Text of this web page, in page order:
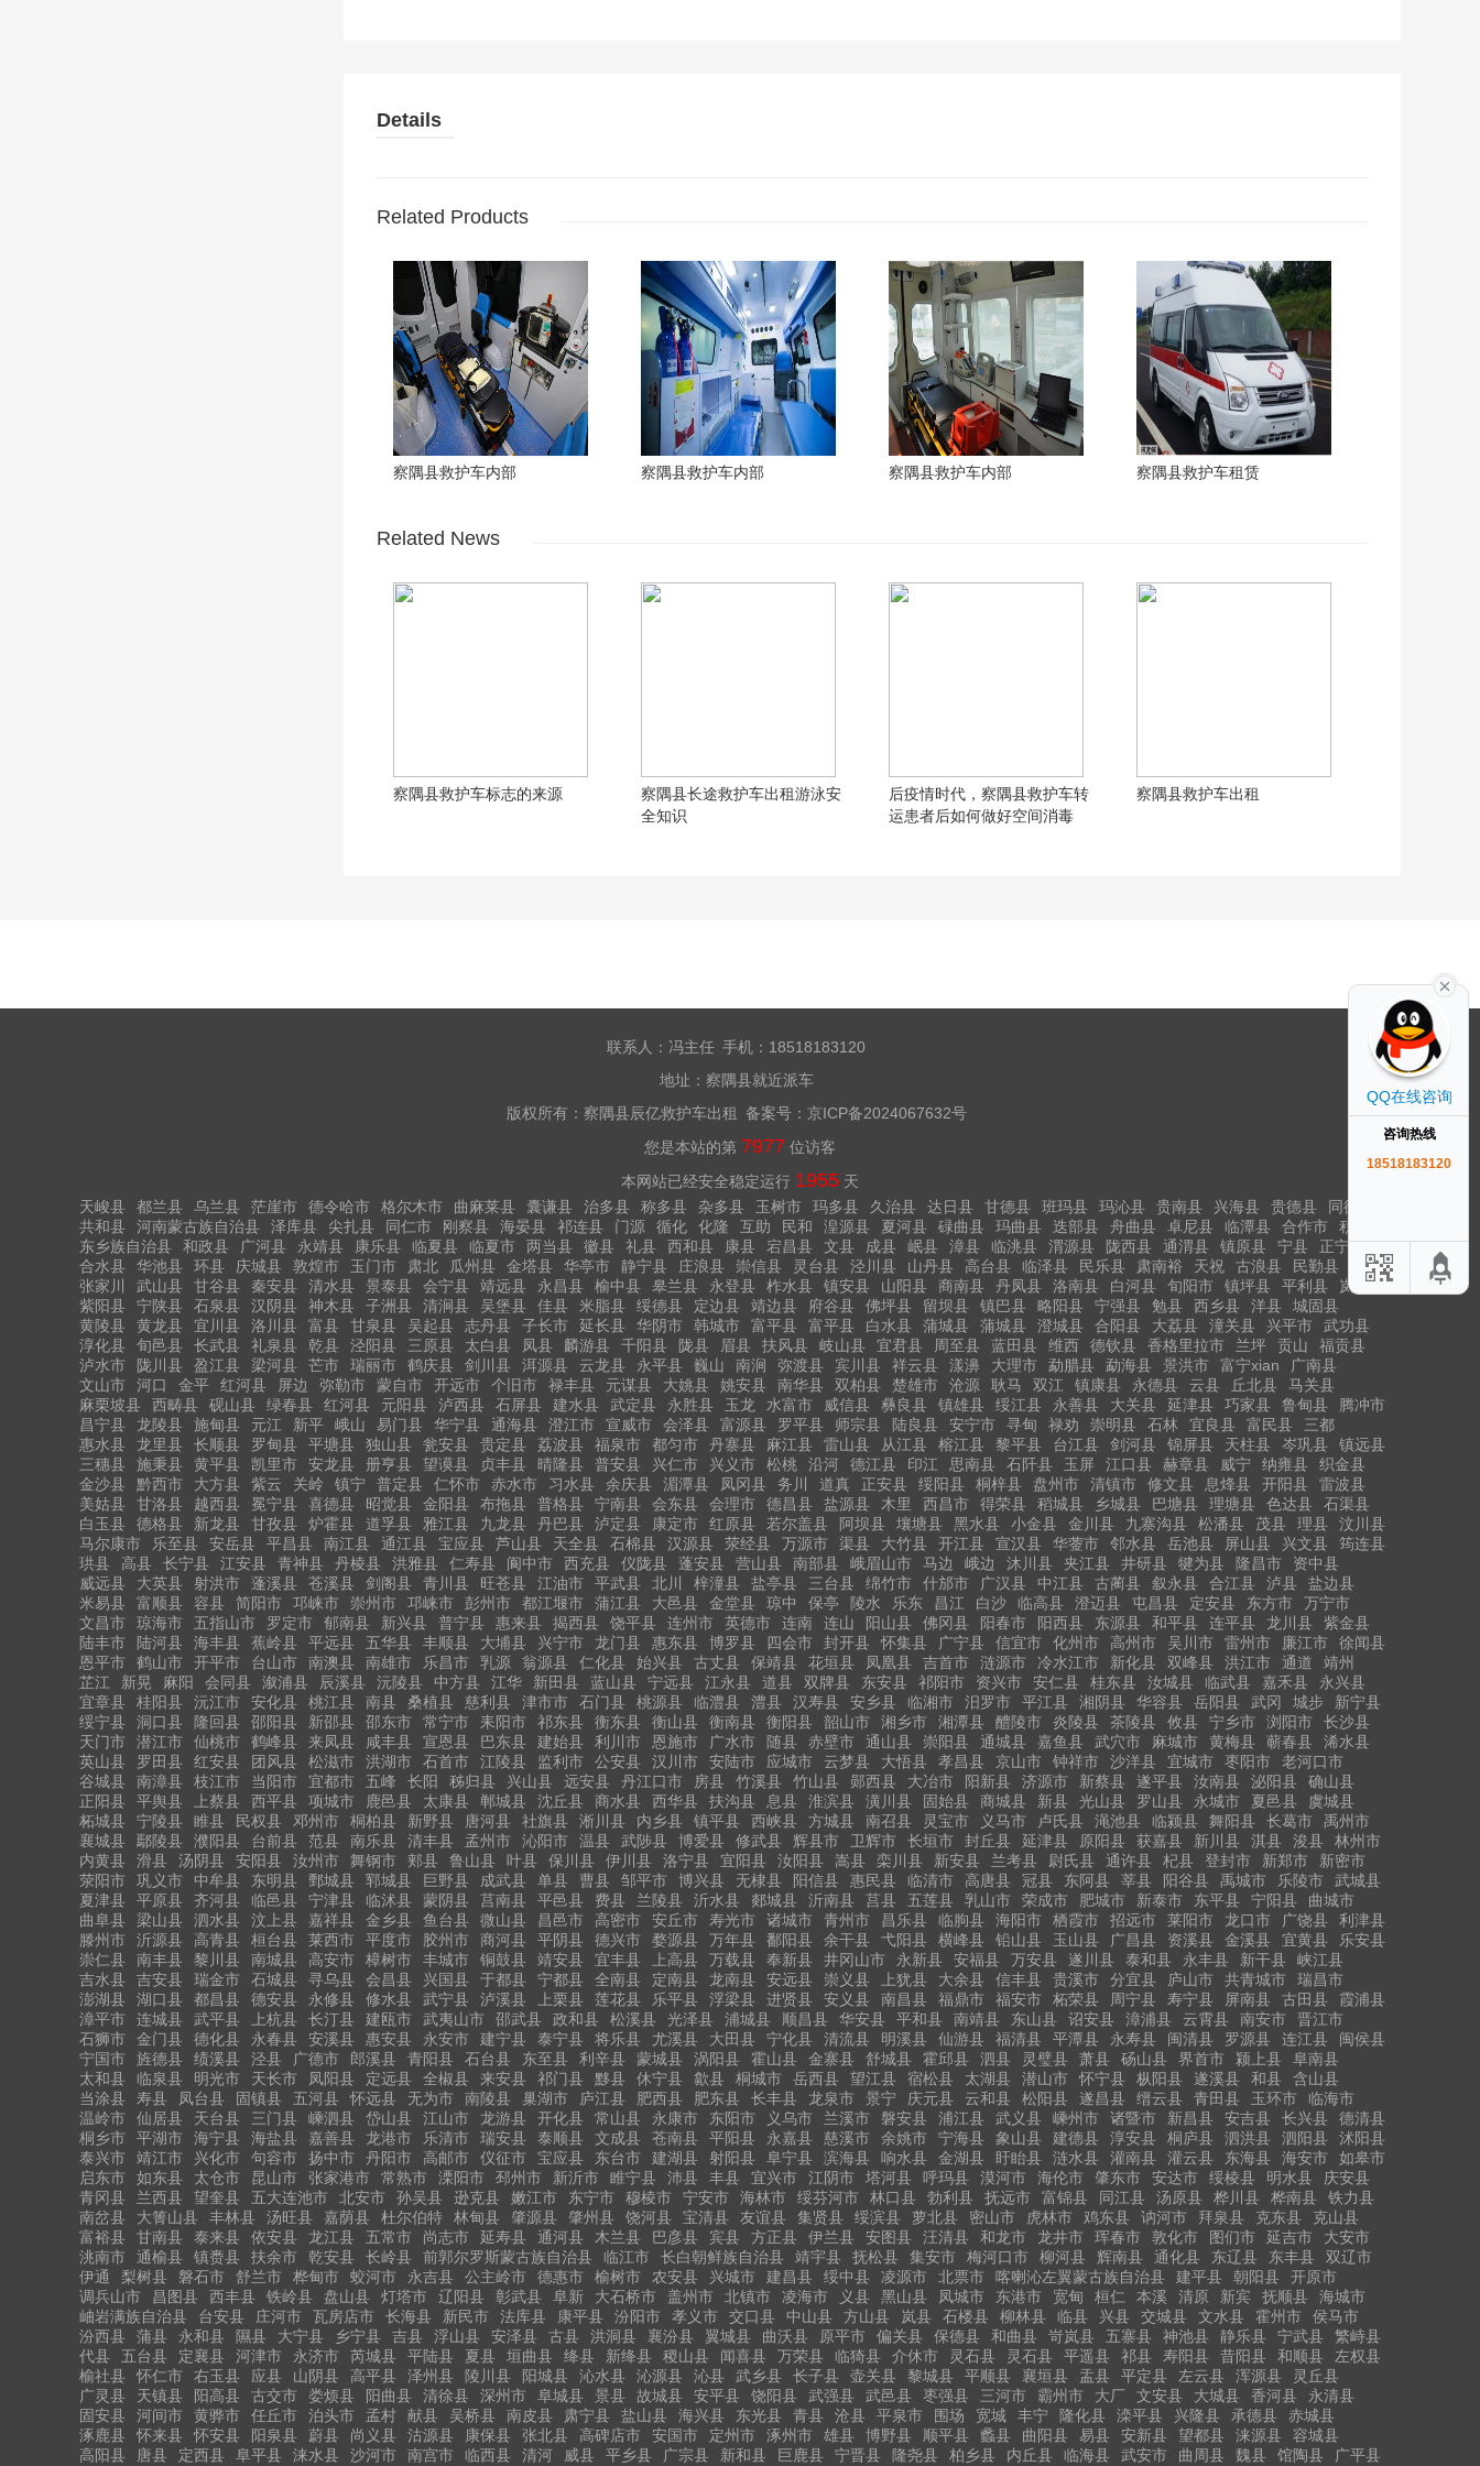
Details
Related Products
察隅县救护车内部 察隅县救护车内部 察隅县救护车内部 察隅县救护车租赁
Related News
察隅县救护车标志的来源
察隅县长途救护车出租​游泳安
全知识
后疫情时代，察隅县救护车转
运患者后如何做好空间消毒
察隅县救护车出租
联系人：冯主任 手机：18518183120
地址：察隅县就近派车
版权所有：察隅县辰亿救护车出租 备案号： 京ICP备2024067632号
您是本站的第 7977 位访客
本网站已经安全稳定运行 1955 天
天峻县
都兰县 乌兰县 茫崖市 德令哈市 格尔木市 曲麻莱县 囊谦县 治多县 称多县 杂多县 玉树市 玛多县 久治县 达日县 甘德县 班玛县 玛沁县 贵南县 兴海县 贵德县
同德县
共和县
河南蒙古族自治县 泽库县 尖扎县 同仁市 刚察县 海晏县 祁连县 门源 循化 化隆 互助 民和 湟源县 夏河县 碌曲县 玛曲县 迭部县 舟曲县 卓尼县 临潭县 合作市
积石山
东乡族自治县
和政县 广河县 永靖县 康乐县 临夏县 临夏市 两当县 徽县 礼县 西和县 康县 宕昌县 文县 成县 岷县 漳县 临洮县 渭源县 陇西县 通渭县 镇原县 宁县
正宁县
合水县
华池县 环县 庆城县 敦煌市 玉门市 肃北 瓜州县 金塔县 华亭市 静宁县 庄浪县 崇信县 灵台县 泾川县 山丹县 高台县 临泽县 民乐县 肃南裕 天祝 古浪县
民勤县
张家川
武山县 甘谷县 秦安县 清水县 景泰县 会宁县 靖远县 永昌县 榆中县 皋兰县 永登县 柞水县 镇安县 山阳县 商南县 丹凤县 洛南县 白河县 旬阳市 镇坪县 平利县
岚皋县
紫阳县
宁陕县 石泉县 汉阴县 神木县 子洲县 清涧县 吴堡县 佳县 米脂县 绥德县 定边县 靖边县 府谷县 佛坪县 留坝县 镇巴县 略阳县 宁强县 勉县 西乡县 洋县
城固县
黄陵县
黄龙县 宜川县 洛川县 富县 甘泉县 吴起县 志丹县 子长市 延长县 华阴市 韩城市 富平县 富平县 白水县 蒲城县 蒲城县 澄城县 合阳县 大荔县 潼关县 兴平市
武功县
淳化县
旬邑县 长武县 礼泉县 乾县 泾阳县 三原县 太白县 凤县 麟游县 千阳县 陇县 眉县 扶风县 岐山县 宜君县 周至县 蓝田县 维西 德钦县 香格里拉市 兰坪 贡山
福贡县
泸水市
陇川县 盈江县 梁河县 芒市 瑞丽市 鹤庆县 剑川县 洱源县 云龙县 永平县 巍山 南涧 弥渡县 宾川县 祥云县 漾濞 大理市 勐腊县 勐海县 景洪市 富宁xian
广南县
文山市
河口 金平 红河县 屏边 弥勒市 蒙自市 开远市 个旧市 禄丰县 元谋县 大姚县 姚安县 南华县 双柏县 楚雄市 沧源 耿马 双江 镇康县 永德县 云县 丘北县
马关县
麻栗坡县
西畴县 砚山县 绿春县 红河县 元阳县 泸西县 石屏县 建水县 武定县 永胜县 玉龙 水富市 威信县 彝良县 镇雄县 绥江县 永善县 大关县 延津县 巧家县 鲁甸县
腾冲市
昌宁县
龙陵县 施甸县 元江 新平 峨山 易门县 华宁县 通海县 澄江市 宣威市 会泽县 富源县 罗平县 师宗县 陆良县 安宁市 寻甸 禄劝 崇明县 石林 宜良县 富民县
三都
惠水县
龙里县 长顺县 罗甸县 平塘县 独山县 瓮安县 贵定县 荔波县 福泉市 都匀市 丹寨县 麻江县 雷山县 从江县 榕江县 黎平县 台江县 剑河县 锦屏县 天柱县 岑巩县
镇远县
三穗县
施秉县 黄平县 凯里市 安龙县 册亨县 望谟县 贞丰县 晴隆县 普安县 兴仁市 兴义市 松桃 沿河 德江县 印江 思南县 石阡县 玉屏 江口县 赫章县 威宁 纳雍县
织金县
金沙县
黔西市 大方县 紫云 关岭 镇宁 普定县 仁怀市 赤水市 习水县 余庆县 湄潭县 凤冈县 务川 道真 正安县 绥阳县 桐梓县 盘州市 清镇市 修文县 息烽县 开阳县
雷波县
美姑县
甘洛县 越西县 冕宁县 喜德县 昭觉县 金阳县 布拖县 普格县 宁南县 会东县 会理市 德昌县 盐源县 木里 西昌市 得荣县 稻城县 乡城县 巴塘县 理塘县 色达县
石渠县
白玉县
德格县 新龙县 甘孜县 炉霍县 道孚县 雅江县 九龙县 丹巴县 泸定县 康定市 红原县 若尔盖县 阿坝县 壤塘县 黑水县 小金县 金川县 九寨沟县 松潘县 茂县 理县
汶川县
马尔康市
乐至县 安岳县 平昌县 南江县 通江县 宝应县 芦山县 天全县 石棉县 汉源县 荥经县 万源市 渠县 大竹县 开江县 宣汉县 华蓥市 邻水县 岳池县 屏山县 兴文县
筠连县
珙县
高县 长宁县 江安县 青神县 丹棱县 洪雅县 仁寿县 阆中市 西充县 仪陇县 蓬安县 营山县 南部县 峨眉山市 马边 峨边 沐川县 夹江县 井研县 犍为县 隆昌市
资中县
威远县
大英县 射洪市 蓬溪县 苍溪县 剑阁县 青川县 旺苍县 江油市 平武县 北川 梓潼县 盐亭县 三台县 绵竹市 什邡市 广汉县 中江县 古蔺县 叙永县 合江县 泸县
盐边县
米易县
富顺县 容县 简阳市 邛崃市 崇州市 邛崃市 彭州市 都江堰市 蒲江县 大邑县 金堂县 琼中 保亭 陵水 乐东 昌江 白沙 临高县 澄迈县 屯昌县 定安县 东方市
万宁市
文昌市
琼海市 五指山市 罗定市 郁南县 新兴县 普宁县 惠来县 揭西县 饶平县 连州市 英德市 连南 连山 阳山县 佛冈县 阳春市 阳西县 东源县 和平县 连平县 龙川县
紫金县
陆丰市
陆河县 海丰县 蕉岭县 平远县 五华县 丰顺县 大埔县 兴宁市 龙门县 惠东县 博罗县 四会市 封开县 怀集县 广宁县 信宜市 化州市 高州市 吴川市 雷州市 廉江市
徐闻县
恩平市
鹤山市 开平市 台山市 南澳县 南雄市 乐昌市 乳源 翁源县 仁化县 始兴县 古丈县 保靖县 花垣县 凤凰县 吉首市 涟源市 冷水江市 新化县 双峰县 洪江市 通道
靖州
芷江
新晃 麻阳 会同县 溆浦县 辰溪县 沅陵县 中方县 江华 新田县 蓝山县 宁远县 江永县 道县 双牌县 东安县 祁阳市 资兴市 安仁县 桂东县 汝城县 临武县 嘉禾县
永兴县
宜章县
桂阳县 沅江市 安化县 桃江县 南县 桑植县 慈利县 津市市 石门县 桃源县 临澧县 澧县 汉寿县 安乡县 临湘市 汨罗市 平江县 湘阴县 华容县 岳阳县 武冈 城步
新宁县
绥宁县
洞口县 隆回县 邵阳县 新邵县 邵东市 常宁市 耒阳市 祁东县 衡东县 衡山县 衡南县 衡阳县 韶山市 湘乡市 湘潭县 醴陵市 炎陵县 茶陵县 攸县 宁乡市 浏阳市
长沙县
天门市
潜江市 仙桃市 鹤峰县 来凤县 咸丰县 宣恩县 巴东县 建始县 利川市 恩施市 广水市 随县 赤壁市 通山县 崇阳县 通城县 嘉鱼县 武穴市 麻城市 黄梅县 蕲春县
浠水县
英山县
罗田县 红安县 团风县 松滋市 洪湖市 石首市 江陵县 监利市 公安县 汉川市 安陆市 应城市 云梦县 大悟县 孝昌县 京山市 钟祥市 沙洋县 宜城市 枣阳市
老河口市
谷城县
南漳县 枝江市 当阳市 宜都市 五峰 长阳 秭归县 兴山县 远安县 丹江口市 房县 竹溪县 竹山县 郧西县 大冶市 阳新县 济源市 新蔡县 遂平县 汝南县 泌阳县
确山县
正阳县
平舆县 上蔡县 西平县 项城市 鹿邑县 太康县 郸城县 沈丘县 商水县 西华县 扶沟县 息县 淮滨县 潢川县 固始县 商城县 新县 光山县 罗山县 永城市 夏邑县
虞城县
柘城县
宁陵县 睢县 民权县 邓州市 桐柏县 新野县 唐河县 社旗县 淅川县 内乡县 镇平县 西峡县 方城县 南召县 灵宝市 义马市 卢氏县 渑池县 临颍县 舞阳县 长葛市
禹州市
襄城县
鄢陵县 濮阳县 台前县 范县 南乐县 清丰县 孟州市 沁阳市 温县 武陟县 博爱县 修武县 辉县市 卫辉市 长垣市 封丘县 延津县 原阳县 获嘉县 新川县 淇县 浚县
林州市
内黄县
滑县 汤阴县 安阳县 汝州市 舞钢市 郏县 鲁山县 叶县 保川县 伊川县 洛宁县 宜阳县 汝阳县 嵩县 栾川县 新安县 兰考县 尉氏县 通许县 杞县 登封市 新郑市
新密市
荥阳市
巩义市 中牟县 东明县 鄄城县 郓城县 巨野县 成武县 单县 曹县 邹平市 博兴县 无棣县 阳信县 惠民县 临清市 高唐县 冠县 东阿县 莘县 阳谷县 禹城市 乐陵市
武城县
夏津县
平原县 齐河县 临邑县 宁津县 临沭县 蒙阴县 莒南县 平邑县 费县 兰陵县 沂水县 郯城县 沂南县 莒县 五莲县 乳山市 荣成市 肥城市 新泰市 东平县 宁阳县
曲城市
曲阜县
梁山县 泗水县 汶上县 嘉祥县 金乡县 鱼台县 微山县 昌邑市 高密市 安丘市 寿光市 诸城市 青州市 昌乐县 临朐县 海阳市 栖霞市 招远市 莱阳市 龙口市 广饶县
利津县
滕州市
沂源县 高青县 桓台县 莱西市 平度市 胶州市 商河县 平阴县 德兴市 婺源县 万年县 鄱阳县 余干县 弋阳县 横峰县 铅山县 玉山县 广昌县 资溪县 金溪县 宜黄县
乐安县
崇仁县
南丰县 黎川县 南城县 高安市 樟树市 丰城市 铜鼓县 靖安县 宜丰县 上高县 万载县 奉新县 井冈山市 永新县 安福县 万安县 遂川县 泰和县 永丰县 新干县
峡江县
吉水县
吉安县 瑞金市 石城县 寻乌县 会昌县 兴国县 于都县 宁都县 全南县 定南县 龙南县 安远县 崇义县 上犹县 大余县 信丰县 贵溪市 分宜县 庐山市 共青城市
瑞昌市
澎湖县
湖口县 都昌县 德安县 永修县 修水县 武宁县 泸溪县 上栗县 莲花县 乐平县 浮梁县 进贤县 安义县 南昌县 福鼎市 福安市 柘荣县 周宁县 寿宁县 屏南县 古田县
霞浦县
漳平市
连城县 武平县 上杭县 长汀县 建瓯市 武夷山市 邵武县 政和县 松溪县 光泽县 浦城县 顺昌县 华安县 平和县 南靖县 东山县 诏安县 漳浦县 云霄县 南安市
晋江市
石狮市
金门县 德化县 永春县 安溪县 惠安县 永安市 建宁县 泰宁县 将乐县 尤溪县 大田县 宁化县 清流县 明溪县 仙游县 福清县 平潭县 永寿县 闽清县 罗源县 连江县
闽侯县
宁国市
旌德县 绩溪县 泾县 广德市 郎溪县 青阳县 石台县 东至县 利辛县 蒙城县 涡阳县 霍山县 金寨县 舒城县 霍邱县 泗县 灵璧县 萧县 砀山县 界首市 颍上县
阜南县
太和县
临泉县 明光市 天长市 凤阳县 定远县 全椒县 来安县 祁门县 黟县 休宁县 歙县 桐城市 岳西县 望江县 宿松县 太湖县 潜山市 怀宁县 枞阳县 遂溪县 和县
含山县
当涂县
寿县 凤台县 固镇县 五河县 怀远县 无为市 南陵县 巢湖市 庐江县 肥西县 肥东县 长丰县 龙泉市 景宁 庆元县 云和县 松阳县 遂昌县 缙云县 青田县 玉环市
临海市
温岭市
仙居县 天台县 三门县 嵊泗县 岱山县 江山市 龙游县 开化县 常山县 永康市 东阳市 义乌市 兰溪市 磐安县 浦江县 武义县 嵊州市 诸暨市 新昌县 安吉县 长兴县
德清县
桐乡市
平湖市 海宁县 海盐县 嘉善县 龙港市 乐清市 瑞安县 泰顺县 文成县 苍南县 平阳县 永嘉县 慈溪市 余姚市 宁海县 象山县 建德县 淳安县 桐庐县 泗洪县 泗阳县
沭阳县
泰兴市
靖江市 兴化市 句容市 扬中市 丹阳市 高邮市 仪征市 宝应县 东台市 建湖县 射阳县 阜宁县 滨海县 响水县 金湖县 盱眙县 涟水县 灌南县 灌云县 东海县 海安市
如皋市
启东市
如东县 太仓市 昆山市 张家港市 常熟市 溧阳市 邳州市 新沂市 睢宁县 沛县 丰县 宜兴市 江阴市 塔河县 呼玛县 漠河市 海伦市 肇东市 安达市 绥棱县 明水县
庆安县
青冈县
兰西县 望奎县 五大连池市 北安市 孙吴县 逊克县 嫩江市 东宁市 穆棱市 宁安市 海林市 绥芬河市 林口县 勃利县 抚远市 富锦县 同江县 汤原县 桦川县 桦南县
铁力县
南岔县
大箐山县 丰林县 汤旺县 嘉荫县 杜尔伯特 林甸县 肇源县 肇州县 饶河县 宝清县 友谊县 集贤县 绥滨县 萝北县 密山市 虎林市 鸡东县 讷河市 拜泉县 克东县
克山县
富裕县
甘南县 泰来县 依安县 龙江县 五常市 尚志市 延寿县 通河县 木兰县 巴彦县 宾县 方正县 伊兰县 安图县 汪清县 和龙市 龙井市 珲春市 敦化市 图们市 延吉市
大安市
洮南市
通榆县 镇赉县 扶余市 乾安县 长岭县 前郭尔罗斯蒙古族自治县 临江市 长白朝鲜族自治县 靖宇县 抚松县 集安市 梅河口市 柳河县 辉南县 通化县 东辽县 东丰县
双辽市
伊通
梨树县 磐石市 舒兰市 桦甸市 蛟河市 永吉县 公主岭市 德惠市 榆树市 农安县 兴城市 建昌县 绥中县 凌源市 北票市 喀喇沁左翼蒙古族自治县 建平县 朝阳县
开原市
调兵山市
昌图县 西丰县 铁岭县 盘山县 灯塔市 辽阳县 彰武县 阜新 大石桥市 盖州市 北镇市 凌海市 义县 黑山县 凤城市 东港市 宽甸 桓仁 本溪 清原 新宾 抚顺县
海城市
岫岩满族自治县
台安县 庄河市 瓦房店市 长海县 新民市 法库县 康平县 汾阳市 孝义市 交口县 中山县 方山县 岚县 石楼县 柳林县 临县 兴县 交城县 文水县 霍州市
侯马市
汾西县
蒲县 永和县 隰县 大宁县 乡宁县 吉县 浮山县 安泽县 古县 洪洞县 襄汾县 翼城县 曲沃县 原平市 偏关县 保德县 和曲县 岢岚县 五寨县 神池县 静乐县 宁武县
繁峙县
代县
五台县 定襄县 河津市 永济市 芮城县 平陆县 夏县 垣曲县 绛县 新绛县 稷山县 闻喜县 万荣县 临猗县 介休市 灵石县 灵石县 平遥县 祁县 寿阳县 昔阳县 和顺县
左权县
榆社县
怀仁市 右玉县 应县 山阴县 高平县 泽州县 陵川县 阳城县 沁水县 沁源县 沁县 武乡县 长子县 壶关县 黎城县 平顺县 襄垣县 盂县 平定县 左云县 浑源县
灵丘县
广灵县
天镇县 阳高县 古交市 娄烦县 阳曲县 清徐县 深州市 阜城县 景县 故城县 安平县 饶阳县 武强县 武邑县 枣强县 三河市 霸州市 大厂 文安县 大城县 香河县
永清县
固安县
河间市 黄骅市 任丘市 泊头市 孟村 献县 吴桥县 南皮县 肃宁县 盐山县 海兴县 东光县 青县 沧县 平泉市 围场 宽城 丰宁 隆化县 滦平县 兴隆县 承德县
赤城县
涿鹿县
怀来县 怀安县 阳泉县 蔚县 尚义县 沽源县 康保县 张北县 高碑店市 安国市 定州市 涿州市 雄县 博野县 顺平县 蠡县 曲阳县 易县 安新县 望都县 涞源县
容城县
高阳县
唐县 定西县 阜平县 涞水县 沙河市 南宫市 临西县 清河 威县 平乡县 广宗县 新和县 巨鹿县 宁晋县 隆尧县 柏乡县 内丘县 临海县 武安市 曲周县 魏县 馆陶县 广平县
QQ在线咨询
咨询热线
18518183120